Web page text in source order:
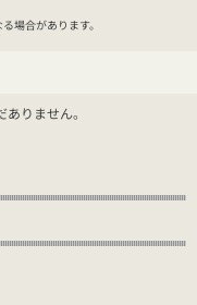
場合があります。
りません。